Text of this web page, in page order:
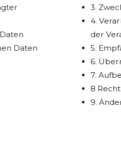
Daten
3.
4.
der
5.
6.
7.
8
9.